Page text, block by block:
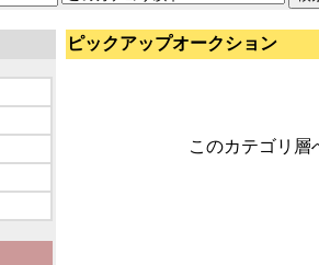
ピックアップオークション
このカテゴリ層